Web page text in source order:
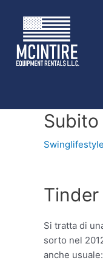
Tinder
Si tratta di
sorto nel
anche